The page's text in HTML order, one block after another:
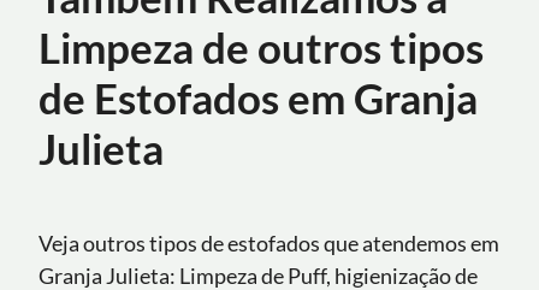
Limpeza de outros tipos
de Estofados em Granja
Julieta
Veja outros tipos de estofados que atendemos em
Granja Julieta: Limpeza de Puff, higienização de